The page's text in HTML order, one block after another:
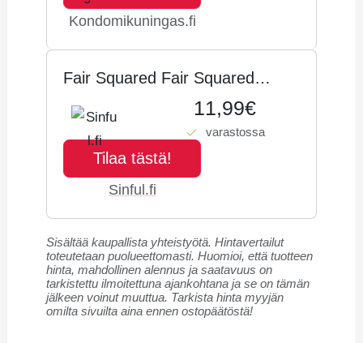
Kondomikuningas.fi
Fair Squa­red Fair Squared
Original Vegaaniset Kondomit 10
kpl - Kir­kas
11,99€
varastossa
Tilaa tästä!
Sinful.fi
Sisältää kaupallista yhteistyötä. Hintavertailut
toteutetaan puolueettomasti. Huomioi, että tuotteen
hinta, mahdollinen alennus ja saatavuus on
tarkistettu ilmoitettuna ajankohtana ja se on tämän
jälkeen voinut muuttua. Tarkista hinta myyjän
omilta sivuilta aina ennen ostopäätöstä!